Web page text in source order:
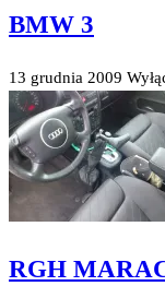
BMW 3
13 grudnia 2009
RGH